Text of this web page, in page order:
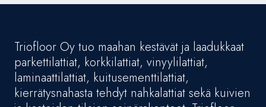
Triofloor Oy tuo maahan kestävät ja laadukkaat
parkettilattiat, korkkilattiat, vinyylilattiat,
laminaattilattiat, kuitusementtilattiat,
kierrätysnahasta tehdyt nahkalattiat sekä kuivien